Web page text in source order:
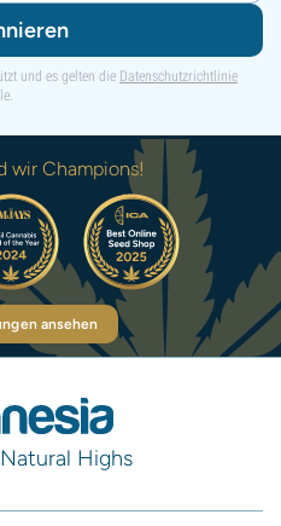
und es gelten die Datenschutzrichtlinie
wir Champions!
ansehen
Highs